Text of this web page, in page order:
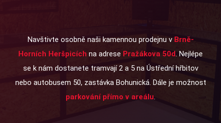
Navštivte osobně naši kamennou prodejnu v Brně-
Horních Heršpicích na adrese Pražákova 50d. Nejlépe
se k nám dostanete tramvají 2 a 5 na Ústřední hřbitov
nebo autobusem 50, zastávka Bohunická. Dále je možnost
parkování přímo v areálu.